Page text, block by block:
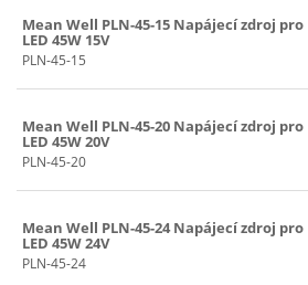
Mean Well PLN-45-15 Napájecí zdroj pro
LED 45W 15V
PLN-45-15
Mean Well PLN-45-20 Napájecí zdroj pro
LED 45W 20V
PLN-45-20
Mean Well PLN-45-24 Napájecí zdroj pro
LED 45W 24V
PLN-45-24